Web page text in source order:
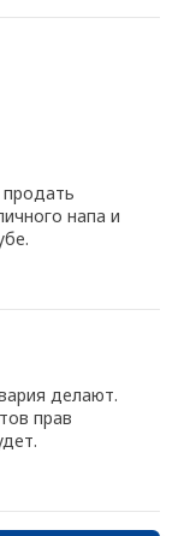
напа и
делают.
прав